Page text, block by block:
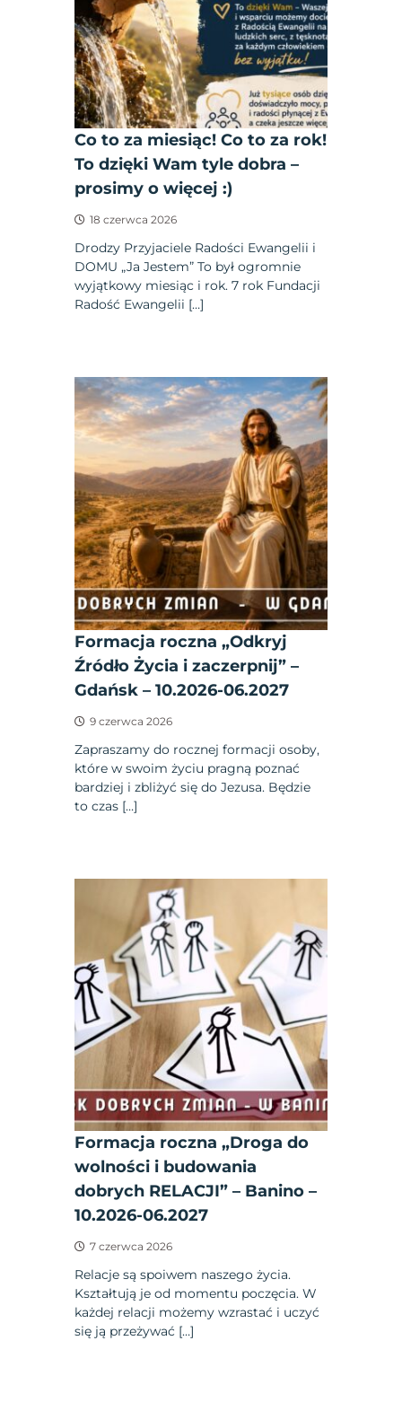
Co to za miesiąc! Co to za rok!
To dzięki Wam tyle dobra –
prosimy o więcej :)
18 czerwca 2026
Drodzy Przyjaciele Radości Ewangelii i
DOMU „Ja Jestem” To był ogromnie
wyjątkowy miesiąc i rok. 7 rok Fundacji
Radość Ewangelii […]
Formacja roczna „Odkryj
Źródło Życia i zaczerpnij” –
Gdańsk – 10.2026-06.2027
9 czerwca 2026
Zapraszamy do rocznej formacji osoby,
które w swoim życiu pragną poznać
bardziej i zbliżyć się do Jezusa. Będzie
to czas […]
Formacja roczna „Droga do
wolności i budowania
dobrych RELACJI” – Banino –
10.2026-06.2027
7 czerwca 2026
Relacje są spoiwem naszego życia.
Kształtują je od momentu poczęcia. W
każdej relacji możemy wzrastać i uczyć
się ją przeżywać […]